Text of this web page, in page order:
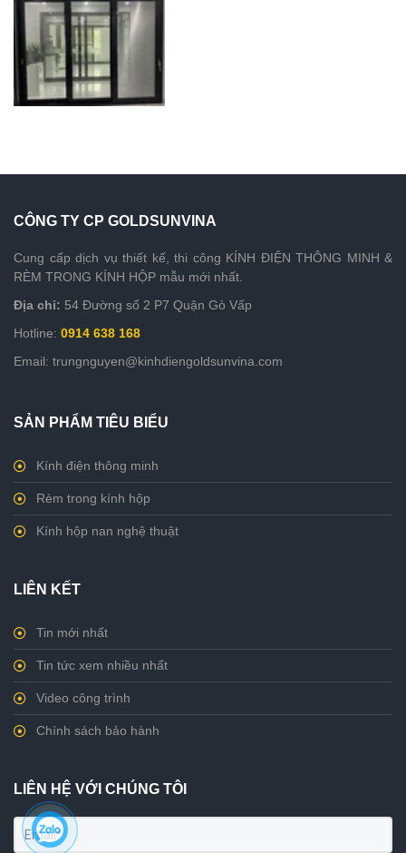
CÔNG TY CP GOLDSUNVINA
Cung cấp dịch vụ thiết kế, thi công KÍNH ĐIỆN THÔNG MINH &
RÈM TRONG KÍNH HỘP mẫu mới nhất.
Địa chỉ: 54 Đường số 2 P7 Quận Gò Vấp
Hotline: 0914 638 168
Email: trungnguyen@kinhdiengoldsunvina.com
SẢN PHẨM TIÊU BIỂU
Kính điện thông minh
Rèm trong kính hộp
Kính hộp nan nghệ thuật
LIÊN KẾT
Tin mới nhất
Tin tức xem nhiều nhất
Video công trình
Chính sách bảo hành
LIÊN HỆ VỚI CHÚNG TÔI